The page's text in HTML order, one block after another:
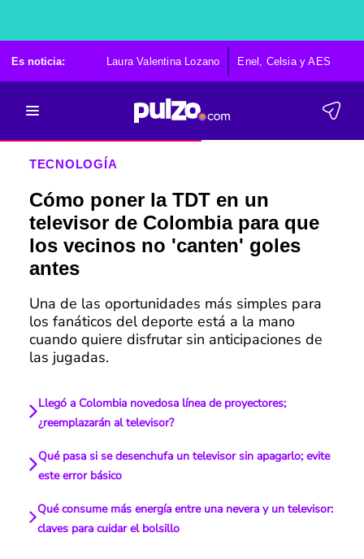
Es noticia: Laura Valentina Lozano Enel, Celsia y AES
TECNOLOGÍA
Cómo poner la TDT en un
televisor de Colombia para que
los vecinos no 'canten' goles
antes
Una de las oportunidades más simples para
los fanáticos del deporte está a la mano
cuando quiere disfrutar sin anticipaciones de
las jugadas.
Llegó a Colombia novedosa línea de proyectores;
¿reemplazarán al televisor?
Qué pasa si se desenchufa un televisor sin apagarlo; evite
este error básico
Qué consume más energía entre una nevera y un televisor:
claves para cuidar el bolsillo